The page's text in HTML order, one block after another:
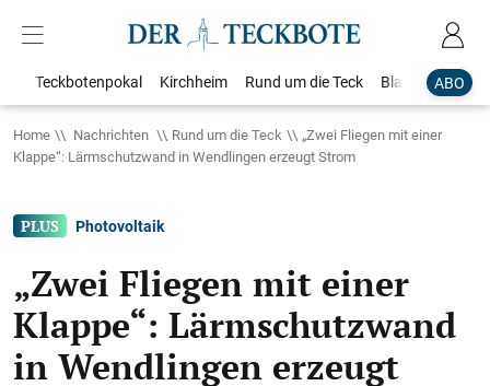
ABO
Teckbotenpokal Kirchheim Rund um die Teck Blaulicht
Home Nachrichten Rund um die Teck
„Zwei Fliegen mit einer
Klappe“: Lärmschutzwand in Wendlingen erzeugt Strom
Photovoltaik
„Zwei Fliegen mit einer
Klappe“: Lärmschutzwand
in Wendlingen erzeugt